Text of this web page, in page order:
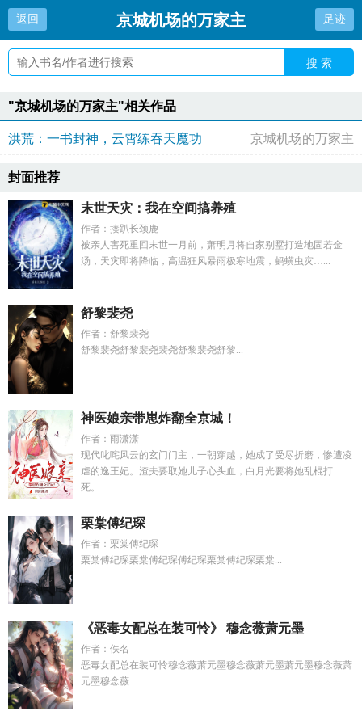
返回 京城机场的万家主 足迹
搜 索
"京城机场的万家主"相关作品
洪荒：一书封神，云霄练吞天魔功 京城机场的万家主
封面推荐
末世天灾：我在空间搞养殖
作者：揍趴长颈鹿
被亲人害死重回末世一月前，萧明月将自家别墅打造地固若金
汤，天灾即将降临，高温狂风暴雨极寒地震，蚂蟥虫灾…...
舒黎裴尧
作者：舒黎裴尧
舒黎裴尧舒黎裴尧裴尧舒黎裴尧舒黎...
神医娘亲带崽炸翻全京城！
作者：雨潇潇
现代叱咤风云的玄门门主，一朝穿越，她成了受尽折磨，惨遭凌
虐的逸王妃。渣夫要取她儿子心头血，白月光要将她乱棍打
死。...
栗棠傅纪琛
作者：栗棠傅纪琛
栗棠傅纪琛栗棠傅纪琛傅纪琛栗棠傅纪琛栗棠...
《恶毒女配总在装可怜》 穆念薇萧元墨
作者：佚名
恶毒女配总在装可怜穆念薇萧元墨穆念薇萧元墨萧元墨穆念薇萧
元墨穆念薇...